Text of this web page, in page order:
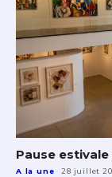
Pause
A la une 28 juillet